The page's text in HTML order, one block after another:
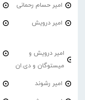
امیر حسام رحمانی
امیر درویش
امیر درویش و
میستوگان و دی.ان
امیر رشوند